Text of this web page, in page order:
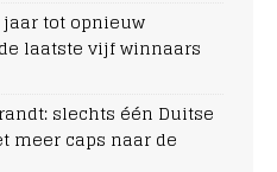
tot opnieuw
laatste vijf winnaars
slechts één Duitse
meer caps naar de